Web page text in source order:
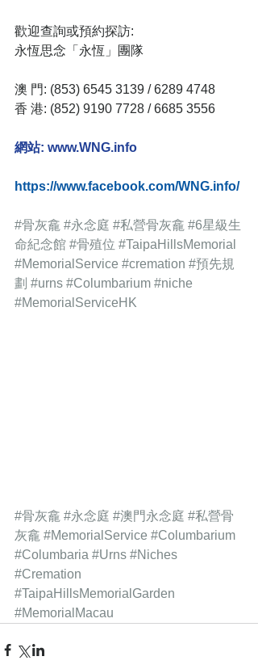
歡迎查詢或預約探訪:
永恆思念「永恆」團隊
澳 門: (853) 6545 3139 / 6289 4748
香 港: (852) 9190 7728 / 6685 3556
網站: www.WNG.info
https://www.facebook.com/WNG.info/
#骨灰龕 #永念庭 #私營骨灰龕 #6星級生
命紀念館 #骨殖位 #TaipaHillsMemorial
#MemorialService #cremation #預先規
劃 #urns #Columbarium #niche
#MemorialServiceHK
#骨灰龕 #永念庭 #澳門永念庭 #私營骨
灰龕 #MemorialService #Columbarium
#Columbaria #Urns #Niches
#Cremation
#TaipaHillsMemorialGarden
#MemorialMacau